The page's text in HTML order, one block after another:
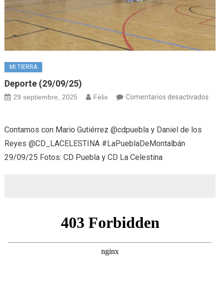
MI TIERRA
Deporte (29/09/25)
29 septiembre, 2025 Félix
Comentarios desactivados
(29/09/25)
Contamos con Mario Gutiérrez @cdpuebla y Daniel de los
Reyes @CD_LACELESTINA #LaPueblaDeMontalbán
29/09/25 Fotos: CD Puebla y CD La Celestina